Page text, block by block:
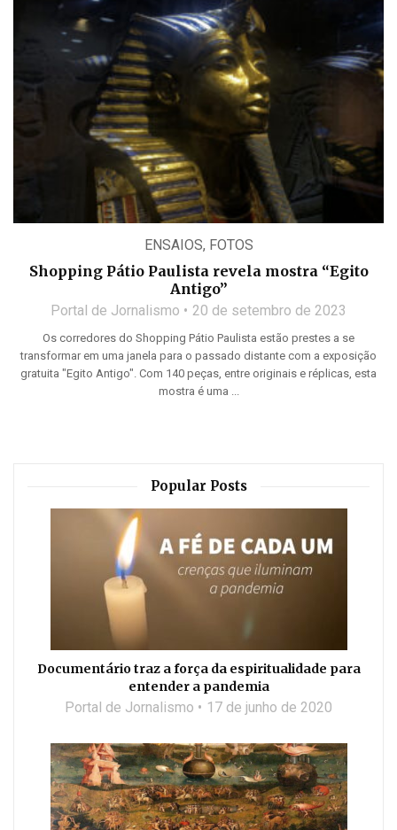
ENSAIOS, FOTOS
Shopping Pátio Paulista revela mostra “Egito
Antigo”
Portal de Jornalismo 20 de setembro de 2023
Os corredores do Shopping Pátio Paulista estão prestes a se
transformar em uma janela para o passado distante com a exposição
gratuita "Egito Antigo". Com 140 peças, entre originais e réplicas, esta
mostra é uma ...
Popular Posts
Documentário traz a força da espiritualidade para
entender a pandemia
Portal de Jornalismo 17 de junho de 2020